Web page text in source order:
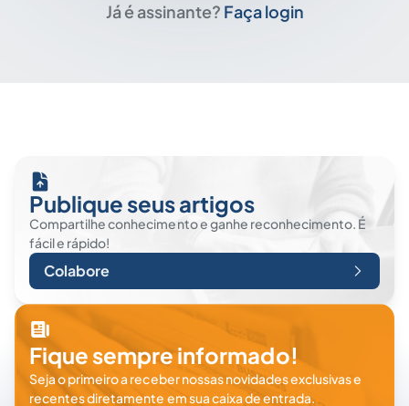
Já é assinante? Faça login
Publique seus artigos
Compartilhe conhecimento e ganhe reconhecimento. É
fácil e rápido!
Colabore
Fique sempre informado!
Seja o primeiro a receber nossas novidades exclusivas e
recentes diretamente em sua caixa de entrada.